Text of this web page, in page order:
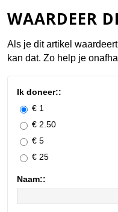
WAARDEER
Als je dit artikel
kan dat. Zo help je
Ik doneer::
€ 1
€ 2.50
€ 5
€ 25
Naam::